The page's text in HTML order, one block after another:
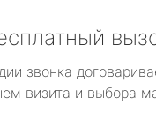
звонка
визита и выбора